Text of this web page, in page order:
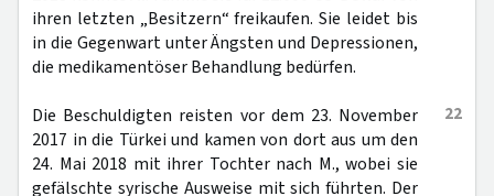
ihren letzten „Besitzern“ freikaufen. Sie leidet bis
in die Gegenwart unter Ängsten und Depressionen,
die medikamentöser Behandlung bedürfen.
22
Die Beschuldigten reisten vor dem 23. November
2017 in die Türkei und kamen von dort aus um den
24. Mai 2018 mit ihrer Tochter nach M., wobei sie
gefälschte syrische Ausweise mit sich führten. Der